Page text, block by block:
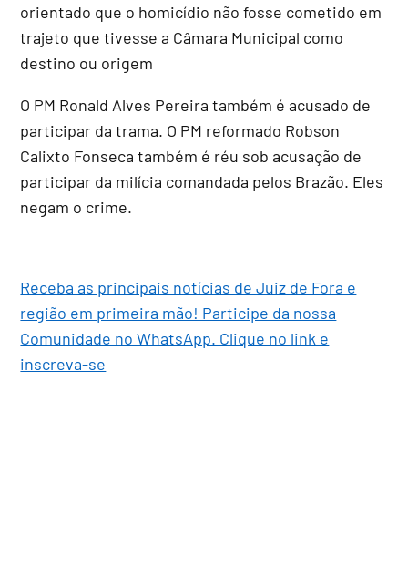
orientado que o homicídio não fosse cometido em
trajeto que tivesse a Câmara Municipal como
destino ou origem
O PM Ronald Alves Pereira também é acusado de
participar da trama. O PM reformado Robson
Calixto Fonseca também é réu sob acusação de
participar da milícia comandada pelos Brazão. Eles
negam o crime.
Receba as principais notícias de Juiz de Fora e
região em primeira mão! Participe da nossa
Comunidade no WhatsApp. Clique no link e
inscreva-se